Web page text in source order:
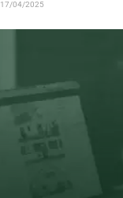
17/04/2025